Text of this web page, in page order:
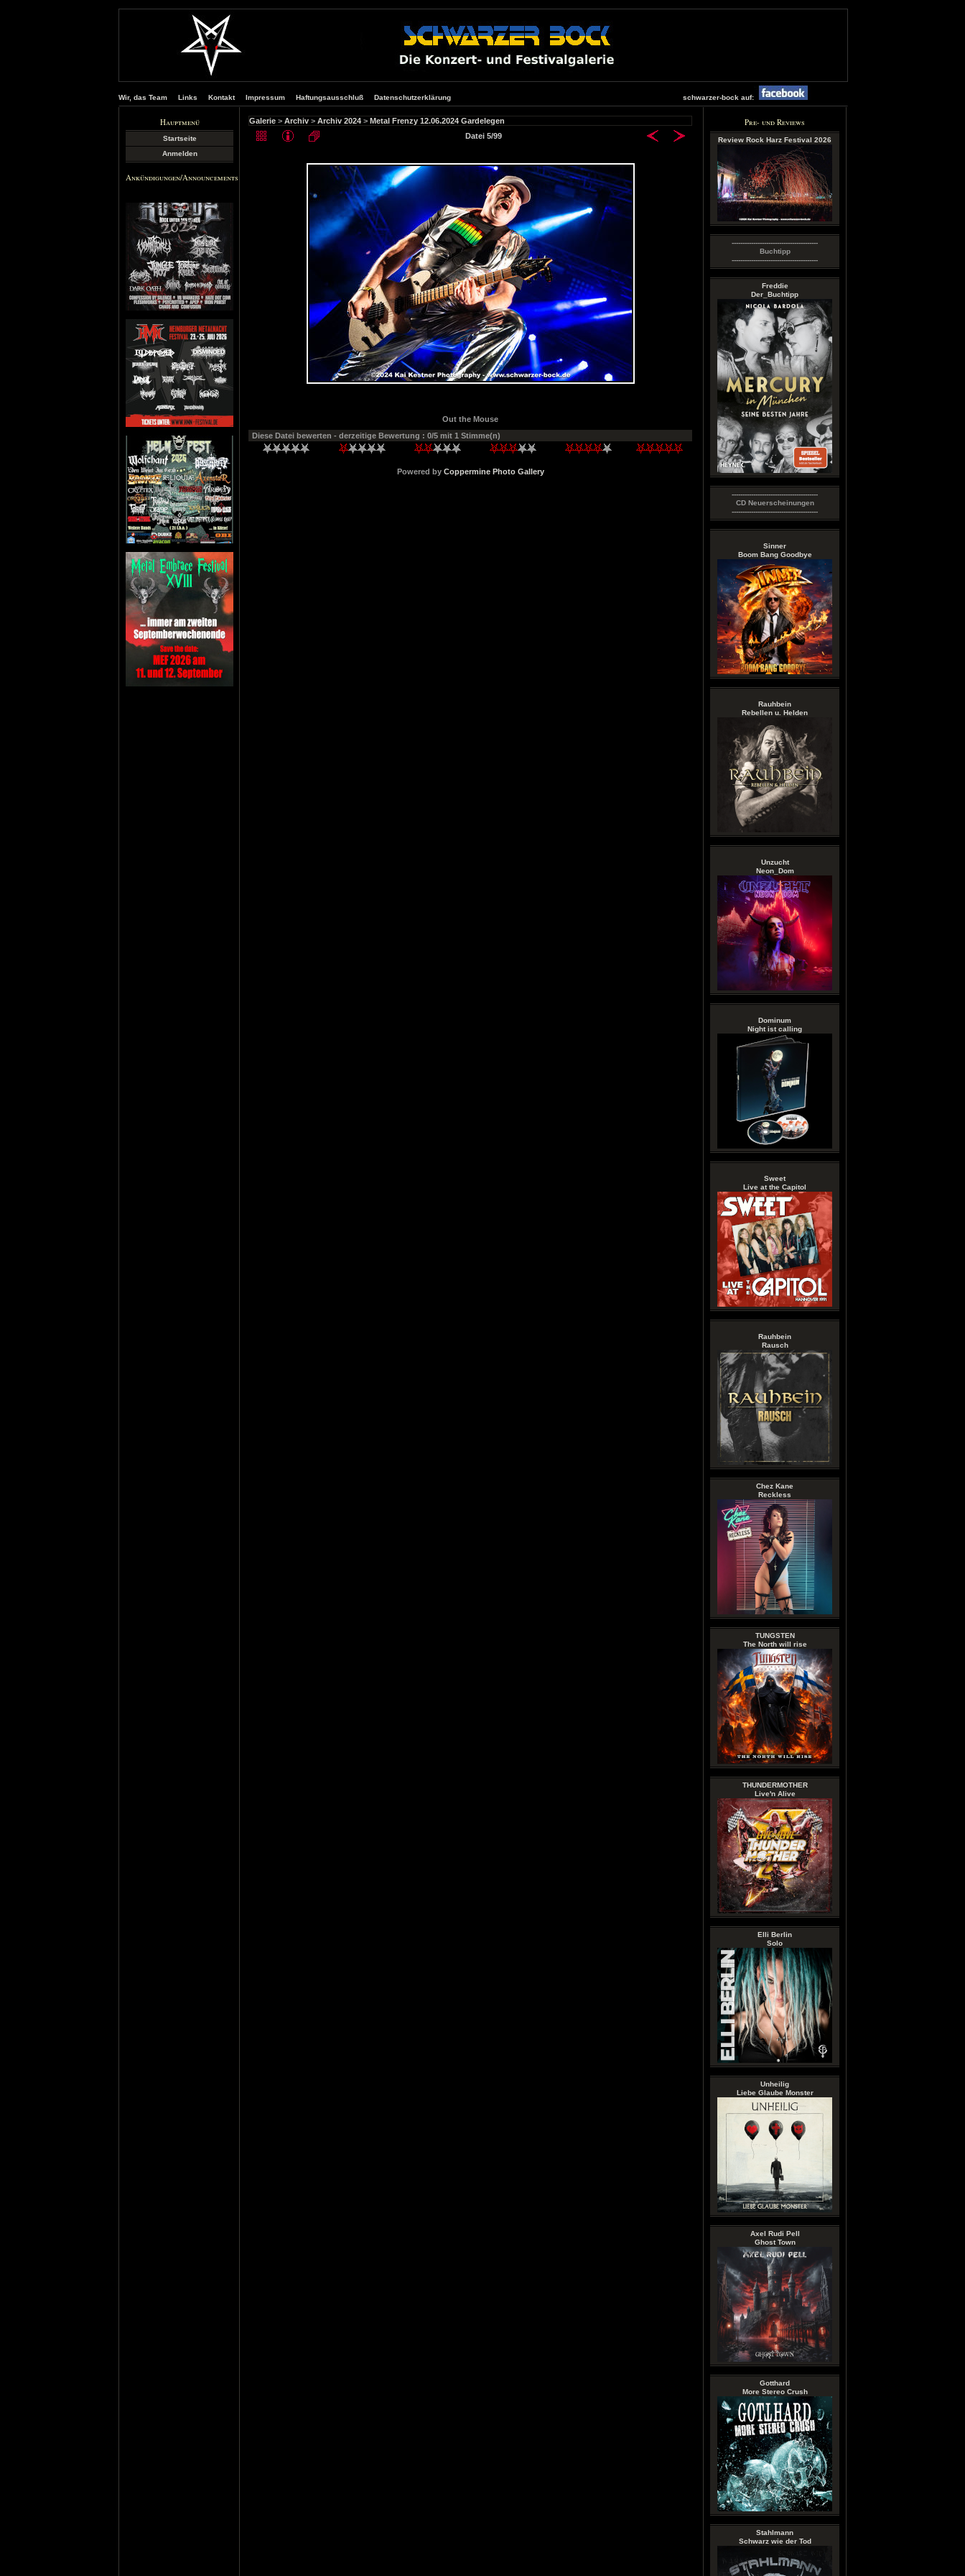
Wir, das Team Links Kontakt Impressum Haftungsausschluß Datenschutzerklärung schwarzer-bock auf:
Hauptmenü
Startseite
Anmelden
Ankündigungen/Announcements
Pre- und Reviews
Review Rock Harz Festival 2026
----------------------------------------
Buchtipp
----------------------------------------
Freddie
Der_Buchtipp
----------------------------------------
CD Neuerscheinungen
----------------------------------------
Sinner
Boom Bang Goodbye
Rauhbein
Rebellen u. Helden
Unzucht
Neon_Dom
Dominum
Night ist calling
Sweet
Live at the Capitol
Rauhbein
Rausch
Chez Kane
Reckless
TUNGSTEN
The North will rise
THUNDERMOTHER
Live'n Alive
Elli Berlin
Solo
Unheilig
Liebe Glaube Monster
Axel Rudi Pell
Ghost Town
Gotthard
More Stereo Crush
Stahlmann
Schwarz wie der Tod
Galerie > Archiv > Archiv 2024 > Metal Frenzy 12.06.2024 Gardelegen
Datei 5/99
Out the Mouse
Diese Datei bewerten - derzeitige Bewertung : 0/5 mit 1 Stimme(n)
Powered by Coppermine Photo Gallery